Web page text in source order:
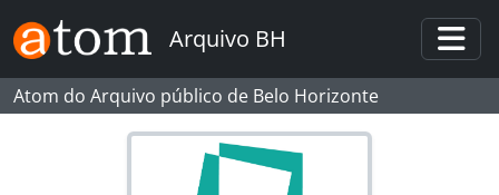
Skip to main content
Arquivo BH
Atom do Arquivo público de Belo Horizonte